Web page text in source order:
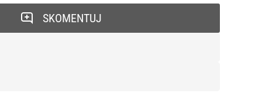
SKOMENTUJ